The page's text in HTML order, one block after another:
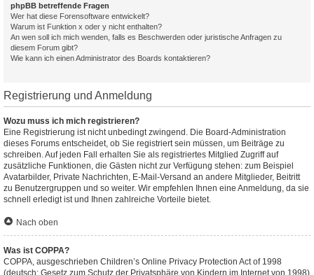
phpBB betreffende Fragen
Wer hat diese Forensoftware entwickelt?
Warum ist Funktion x oder y nicht enthalten?
An wen soll ich mich wenden, falls es Beschwerden oder juristische Anfragen zu
diesem Forum gibt?
Wie kann ich einen Administrator des Boards kontaktieren?
Registrierung und Anmeldung
Wozu muss ich mich registrieren?
Eine Registrierung ist nicht unbedingt zwingend. Die Board-Administration
dieses Forums entscheidet, ob Sie registriert sein müssen, um Beiträge zu
schreiben. Auf jeden Fall erhalten Sie als registriertes Mitglied Zugriff auf
zusätzliche Funktionen, die Gästen nicht zur Verfügung stehen: zum Beispiel
Avatarbilder, Private Nachrichten, E-Mail-Versand an andere Mitglieder, Beitritt
zu Benutzergruppen und so weiter. Wir empfehlen Ihnen eine Anmeldung, da sie
schnell erledigt ist und Ihnen zahlreiche Vorteile bietet.
Nach oben
Was ist COPPA?
COPPA, ausgeschrieben Children’s Online Privacy Protection Act of 1998
(deutsch: Gesetz zum Schutz der Privatsphäre von Kindern im Internet von 1998)